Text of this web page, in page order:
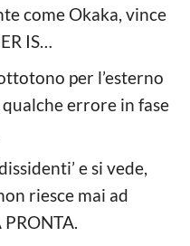
come Okaka, vince
IS…
per l’esterno
errore in fase
e si vede,
riesce mai ad